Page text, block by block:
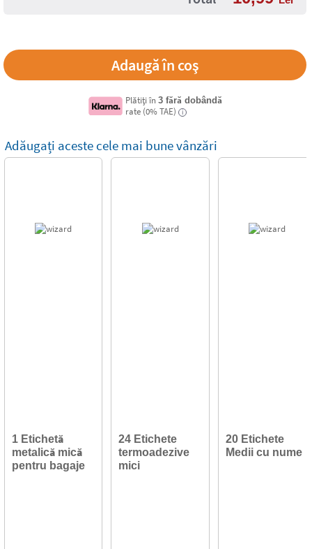
Plătiți în 3 fără dobândă
rate (0% TAE) i
Adăugați aceste cele mai bune vânzări
1 Etichetă
metalică mică
pentru bagaje
24 Etichete
termoadezive
mici
20 Etichete
Medii cu nume